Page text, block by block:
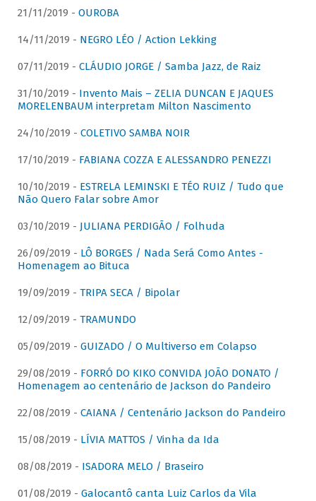
21/11/2019 - OUROBA
14/11/2019 - NEGRO LÉO / Action Lekking
07/11/2019 - CLÁUDIO JORGE / Samba Jazz, de Raiz
31/10/2019 - Invento Mais – ZELIA DUNCAN E JAQUES
MORELENBAUM interpretam Milton Nascimento
24/10/2019 - COLETIVO SAMBA NOIR
17/10/2019 - FABIANA COZZA E ALESSANDRO PENEZZI
10/10/2019 - ESTRELA LEMINSKI E TÉO RUIZ / Tudo que
Não Quero Falar sobre Amor
03/10/2019 - JULIANA PERDIGÃO / Folhuda
26/09/2019 - LÔ BORGES / Nada Será Como Antes -
Homenagem ao Bituca
19/09/2019 - TRIPA SECA / Bipolar
12/09/2019 - TRAMUNDO
05/09/2019 - GUIZADO / O Multiverso em Colapso
29/08/2019 - FORRÓ DO KIKO CONVIDA JOÃO DONATO /
Homenagem ao centenário de Jackson do Pandeiro
22/08/2019 - CAIANA / Centenário Jackson do Pandeiro
15/08/2019 - LÍVIA MATTOS / Vinha da Ida
08/08/2019 - ISADORA MELO / Braseiro
01/08/2019 - Galocantô canta Luiz Carlos da Vila